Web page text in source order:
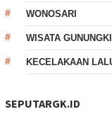
WONOSARI
WISATA
KECELAKAAN
SEPUTARGK.ID